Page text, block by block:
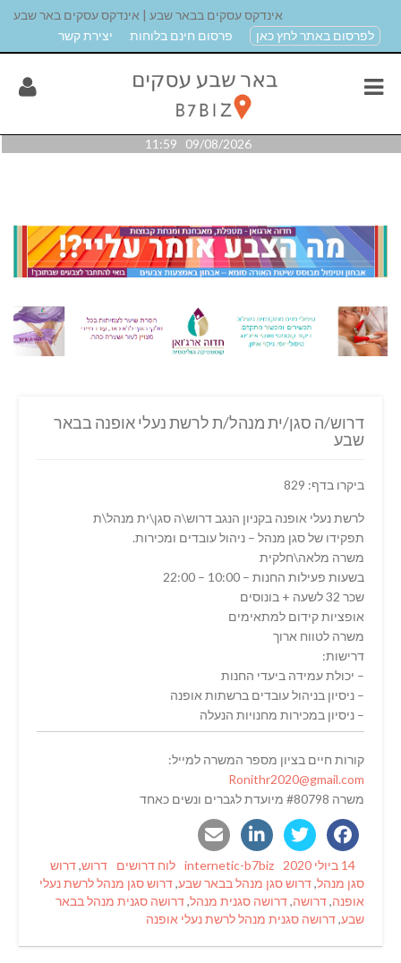
אינדקס עסקים בבאר שבע | אינדקס עסקים באר שבע
לפרסום באתר לחץ כאן
פרסום חינם בלוחות יצירת קשר
09/08/2026 11:59
דרוש/ה סגן/ית מנהל/ת לרשת נעלי אופנה בבאר
שבע
ביקרו בדף: 829
לרשת נעלי אופנה בקניון הנגב דרוש\ה סגן\ית מנהל\ת
תפקידו של סגן מנהל – ניהול עובדים ומכירות.
משרה מלאה\חלקית
בשעות פעילות החנות – 10:00 – 22:00
שכר 32 לשעה + בונוסים
אופציות קידום למתאימים
משרה לטווח ארוך
דרישות:
– יכולת עמידה ביעדי החנות
– ניסיון בניהול עובדים ברשתות אופנה
– ניסיון במכירות מחנויות הנעלה
קורות חיים בציון מספר המשרה למייל:
Ronithr2020@gmail.com
משרה #80798 מיועדת לגברים ונשים כאחד
Posted
on
14 ביולי 2020 Author
internetic-b7biz
Categories
לוח דרושים Tags
דרוש,דרוש
סגן מנהל,דרוש סגן מנהל בבאר שבע,דרוש סגן מנהל לרשת נעלי
אופנה,דרושה,דרושה סגנית מנהל,דרושה סגנית מנהל בבאר
שבע,דרושה סגנית מנהל לרשת נעלי אופנה